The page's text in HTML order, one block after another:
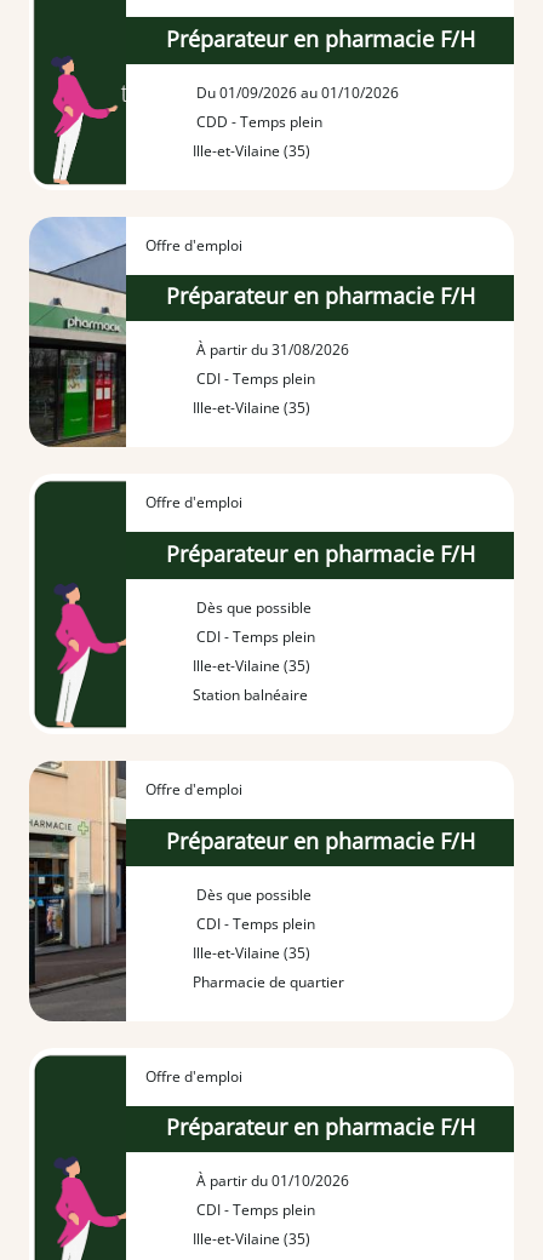
Préparateur en pharmacie F/H
Du 01/09/2026 au 01/10/2026
CDD - Temps plein
Ille-et-Vilaine (35)
Offre d'emploi
Préparateur en pharmacie F/H
À partir du 31/08/2026
CDI - Temps plein
Ille-et-Vilaine (35)
Offre d'emploi
Préparateur en pharmacie F/H
Dès que possible
CDI - Temps plein
Ille-et-Vilaine (35)
Station balnéaire
Offre d'emploi
Préparateur en pharmacie F/H
Dès que possible
CDI - Temps plein
Ille-et-Vilaine (35)
Pharmacie de quartier
Offre d'emploi
Préparateur en pharmacie F/H
À partir du 01/10/2026
CDI - Temps plein
Ille-et-Vilaine (35)